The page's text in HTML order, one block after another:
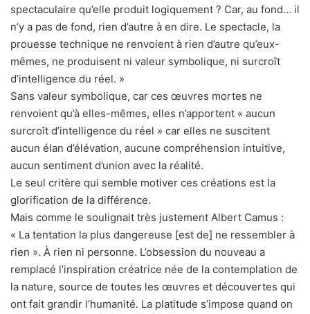
spectaculaire qu’elle produit logiquement ? Car, au fond… il
n’y a pas de fond, rien d’autre à en dire. Le spectacle, la
prouesse technique ne renvoient à rien d’autre qu’eux-
mêmes, ne produisent ni valeur symbolique, ni surcroît
d’intelligence du réel. »
Sans valeur symbolique, car ces œuvres mortes ne
renvoient qu’à elles-mêmes, elles n’apportent « aucun
surcroît d’intelligence du réel » car elles ne suscitent
aucun élan d’élévation, aucune compréhension intuitive,
aucun sentiment d’union avec la réalité.
Le seul critère qui semble motiver ces créations est la
glorification de la différence.
Mais comme le soulignait très justement Albert Camus :
« La tentation la plus dangereuse [est de] ne ressembler à
rien ». À rien ni personne. L’obsession du nouveau a
remplacé l’inspiration créatrice née de la contemplation de
la nature, source de toutes les œuvres et découvertes qui
ont fait grandir l’humanité. La platitude s’impose quand on